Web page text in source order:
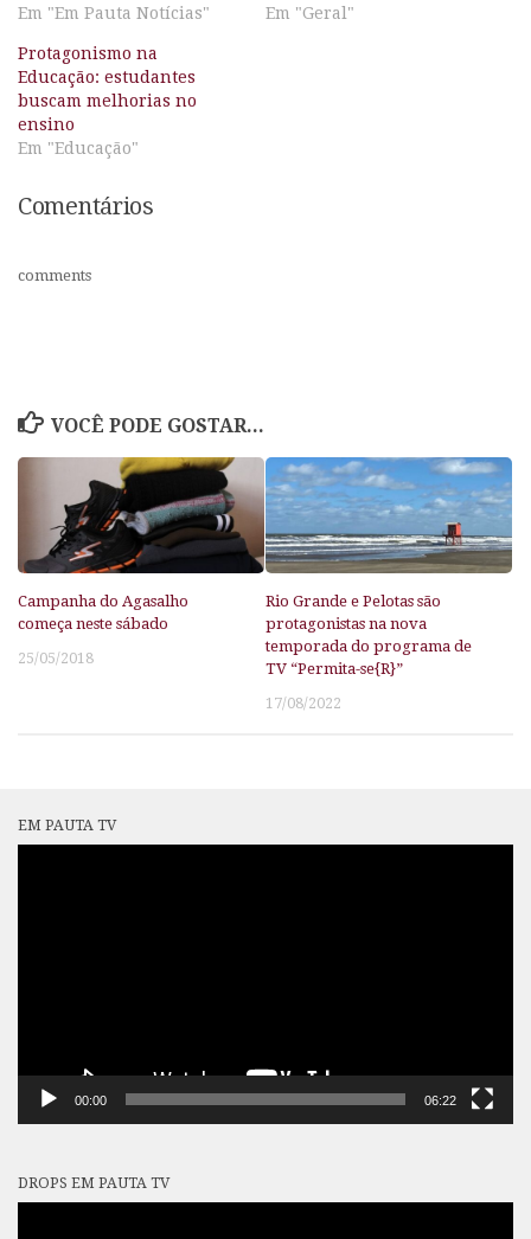
Em "Em Pauta Notícias"
Em "Geral"
Protagonismo na
Educação: estudantes
buscam melhorias no
ensino
Em "Educação"
Comentários
comments
VOCÊ PODE GOSTAR...
Campanha do Agasalho
começa neste sábado
25/05/2018
Rio Grande e Pelotas são
protagonistas na nova
temporada do programa de
TV “Permita-se{R}”
17/08/2022
EM PAUTA TV
00:00 06:22
DROPS EM PAUTA TV